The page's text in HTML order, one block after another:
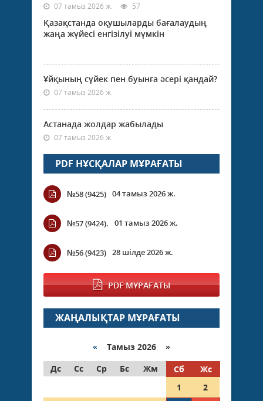
07 тамыз 2026 ж. 57
Қазақстанда оқушыларды бағалаудың
жаңа жүйесі енгізілуі мүмкін
Ұйқының сүйек пен буынға әсері қандай?
07 тамыз 2026 ж.
Астанада жолдар жабылады
07 тамыз 2026 ж.
PDF НҰСҚАЛАР МҰРАҒАТЫ
№58 (9425) 04 тамыз 2026 ж.
№57 (9424). 01 тамыз 2026 ж.
№56 (9423) 28 шілде 2026 ж.
PDF МҰРАҒАТЫ
ЖАҢАЛЫҚТАР МҰРАҒАТЫ
« Тамыз 2026 »
Дс
Сс Ср Бс Жм Сб
Жс
1
2